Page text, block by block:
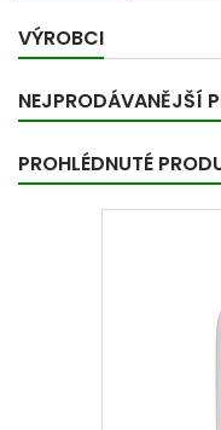
VÝROBCI
NEJPRODÁVANĚJŠÍ
PROHLÉDNUTÉ